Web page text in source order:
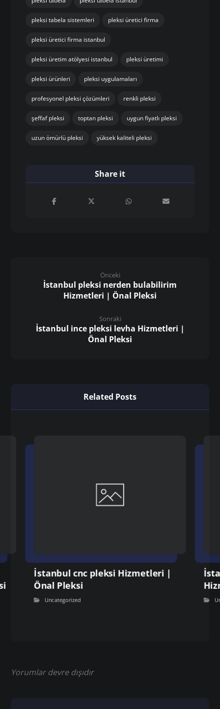
pleksi tabela sistemleri pleksi üretici firma
pleksi üretici firma istanbul
pleksi üretim atölyesi istanbul pleksi üretimi
pleksi ürünleri pleksi uygulamaları
profesyonel pleksi çözümleri renkli pleksi
şeffaf pleksi toptan pleksi uygun fiyatlı pleksi
uzun ömürlü pleksi yüksek kaliteli pleksi
Önceki
İstanbul pleksi nerden bulabilirim
Hizmetleri | Önal Pleksi
Sonraki
İstanbul ince pleksi levha Hizmetleri |
Önal Pleksi
Related Posts
İstanbul cnc pleksi Hizmetleri |
Önal Pleksi
Uncategorized
Yorumlar devre dışıdır